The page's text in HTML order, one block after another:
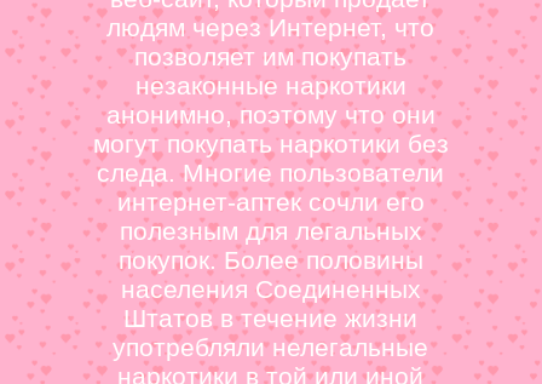
людям через Интернет, что
позволяет им покупать
незаконные наркотики
анонимно, поэтому что они
могут покупать наркотики без
следа. Многие пользователи
интернет-аптек сочли его
полезным для легальных
покупок. Более половины
населения Соединенных
Штатов в течение жизни
употребляли нелегальные
наркотики в той или иной